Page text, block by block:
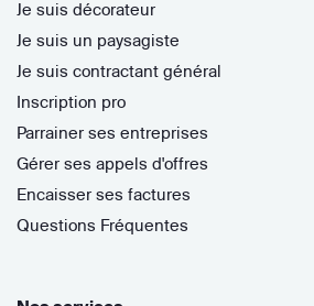
Je suis décorateur
Je suis un paysagiste
Je suis contractant général
Inscription pro
Parrainer ses entreprises
Gérer ses appels d'offres
Encaisser ses factures
Questions Fréquentes